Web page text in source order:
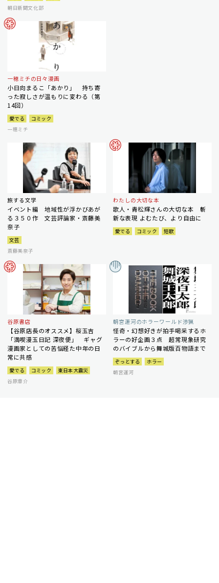
朝日新聞文化部
一穂ミチの日々漫画
小日向まるこ「あかり」 持ち寄
った寂しさが温もりに変わる（第
14回）
愛でる
コミック
一穂ミチ
旅する文学
イベント編 地域性が浮かびあが
る３５０作 文芸評論家・斎藤美
奈子
文芸
斎藤美奈子
わたしの大切な本
歌人・青松輝さんの大切な本 斬
新な表現 よむたび、より自由に
愛でる コミック 短歌
谷原書店
【谷原店長のオススメ】桜玉吉
「満喫漫玉日記 深夜便」 ギャグ
漫画家としての苦悩経た中年の日
常に共感
愛でる コミック
東日本大震災
谷原章介
朝宮運河のホラーワールド渉猟
怪奇・幻想好きが拍手喝采するホ
ラーの好企画３点 超常現象研究
のバイブルから舞城版百物語まで
ぞっとする
ホラー
朝宮運河